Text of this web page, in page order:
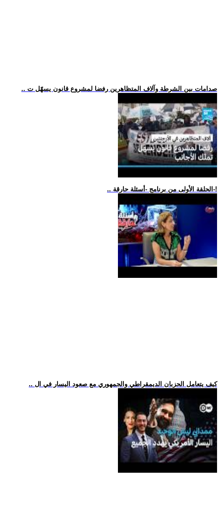
.. صدامات بين الشرطة وآلاف المتظاهرين رفضا لمشروع قانون يسهّل ت
.. الحلقة الأولى من برنامج -أسئلة حارقة-!
.. كيف يتعامل الحزبان الديمقراطي والجمهوري مع صعود اليسار في ال